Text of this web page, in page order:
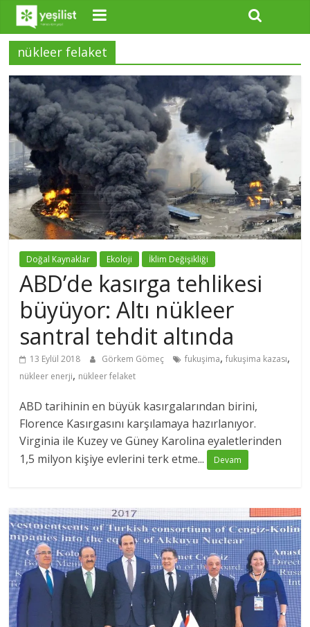
nükleer felaket
Doğal Kaynaklar Ekoloji İklim Değişikliği
ABD’de kasırga tehlikesi
büyüyor: Altı nükleer
santral tehdit altında
13 Eylül 2018 Görkem Gömeç fukuşima,fukuşima kazası,
nükleer enerji, nükleer felaket
ABD tarihinin en büyük kasırgalarından birini,
Florence Kasırgasını karşılamaya hazırlanıyor.
Virginia ile Kuzey ve Güney Karolina eyaletlerinden
1,5 milyon kişiye evlerini terk etme...
Devam